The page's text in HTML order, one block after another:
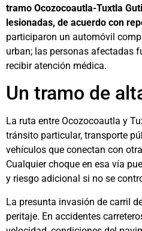
tramo Ocozocoautla-Tuxtla
lesionadas, de acuerdo con
participaron un automóvil
urban; las personas afectadas
recibir atención médica.
Un tramo de
La ruta entre Ocozocoautla y
tránsito particular, transporte
vehículos que conectan con
Cualquier choque en esa vía
y riesgo adicional si no se
La presunta invasión de carril
peritaje. En accidentes